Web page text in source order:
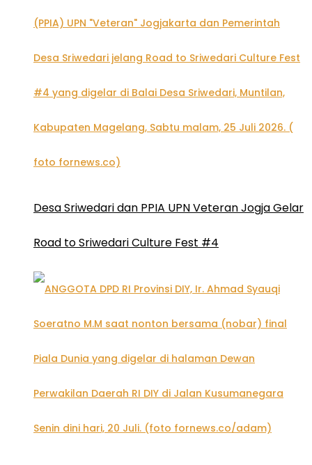
Desa Sriwedari dan PPIA UPN Veteran Jogja Gelar
Road to Sriwedari Culture Fest #4